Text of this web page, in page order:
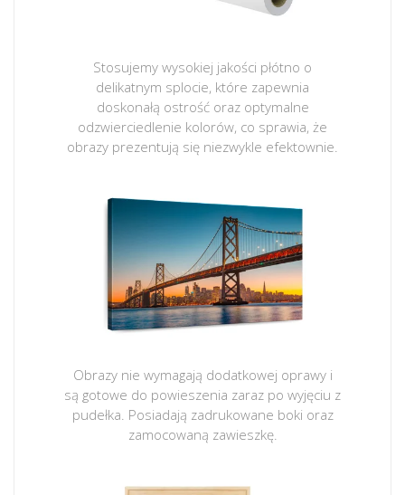
Stosujemy wysokiej jakości płótno o
delikatnym splocie, które zapewnia
doskonałą ostrość oraz optymalne
odzwierciedlenie kolorów, co sprawia, że
obrazy prezentują się niezwykle efektownie.
Obrazy nie wymagają dodatkowej oprawy i
są gotowe do powieszenia zaraz po wyjęciu z
pudełka. Posiadają zadrukowane boki oraz
zamocowaną zawieszkę.